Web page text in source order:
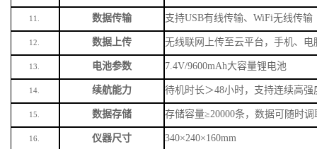
11. 数据传输 支持USB有线传输、WiFi无线传输
12. 数据上传 无线联网上传至云平台，手机、
13. 电池参数 7.4V/9600mAh大容量锂电池
14. 续航能力 待机时长＞48小时，支持连续高
15. 数据存储 存储容量≥20000条，数据可随时
16. 仪器尺寸 340×240×160mm